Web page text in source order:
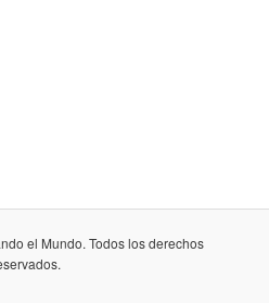
el Mundo. Todos los derechos